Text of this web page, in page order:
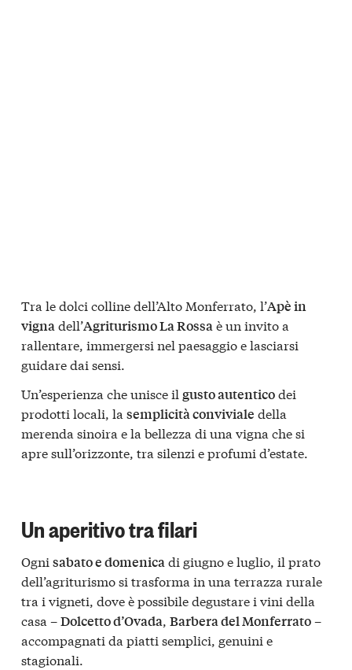
Tra le dolci colline dell’Alto Monferrato, l’Apè in
vignadell’Agriturismo La Rossaè un invito a
rallentare, immergersi nel paesaggio e lasciarsi
guidare dai sensi.
Un’esperienza che unisce il gusto autenticodei
prodotti locali, la semplicità conviviale della
merenda sinoira e la bellezza di una vigna che si
apre sull’orizzonte, tra silenzi e profumi d’estate.
Un aperitivo tra filari
Ogni sabato e domenicadi giugno e luglio, il prato
dell’agriturismo si trasforma in una terrazza rurale
tra i vigneti, dove è possibile degustare i vini della
casa –Dolcetto d’Ovada, Barbera del Monferrato–
accompagnati da piatti semplici, genuini e
stagionali.